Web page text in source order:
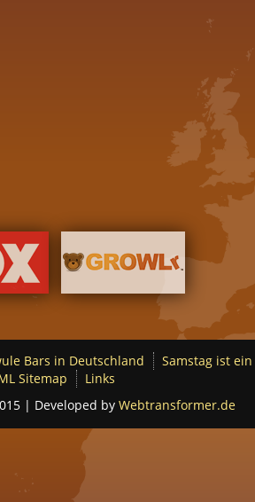
Bars in Deutschland
Samstag ist
Sitemap
Links
| Developed by Webtransformer.de